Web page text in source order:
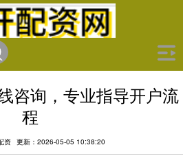
咨询，专业指导开户流
程
资 更新：2026-05-05 10:38:20